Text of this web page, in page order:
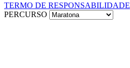
TERMO DE RESPONSABILIDADE
PERCURSO